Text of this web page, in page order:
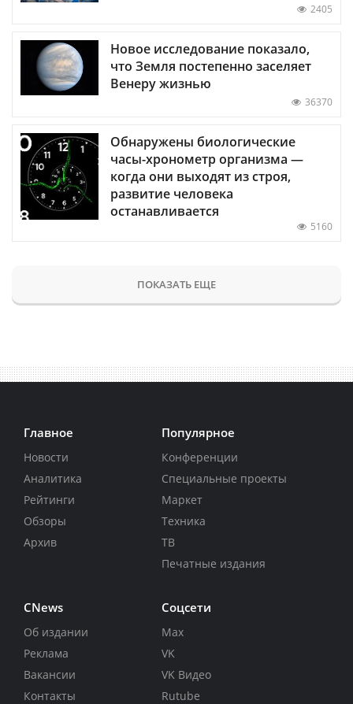
2405
Новое исследование показало,
что Земля постепенно заселяет
Венеру жизнью
36370
Обнаружены биологические
часы-хронометр организма —
когда они выходят из строя,
развитие человека
останавливается
5160
ПОКАЗАТЬ ЕЩЕ
Главное
Новости
Аналитика
Рейтинги
Обзоры
Архив
Популярное
Конференции
Специальные проекты
Маркет
Техника
ТВ
Печатные издания
CNews
Об издании
Реклама
Вакансии
Контакты
Соцсети
Max
VK
VK Видео
Rutube